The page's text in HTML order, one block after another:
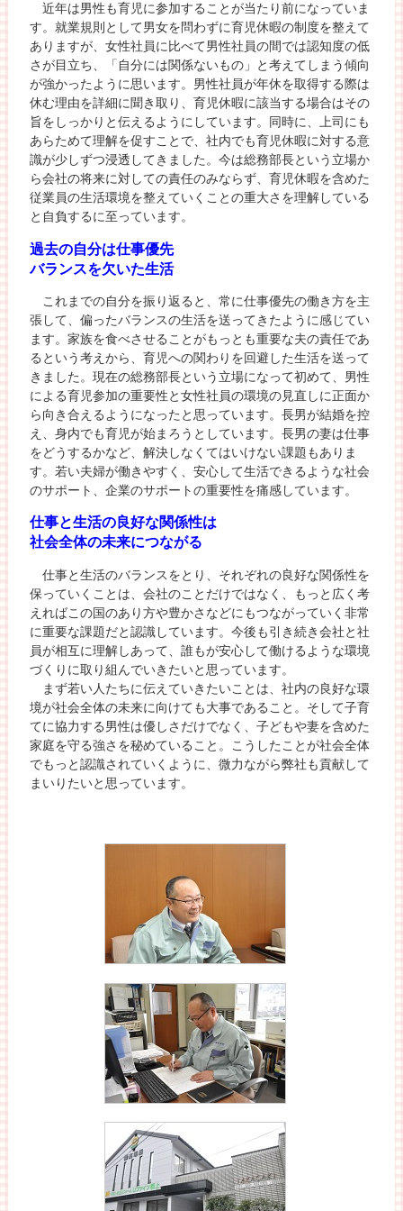
近年は男性も育児に参加することが当たり前になっていま
す。就業規則として男女を問わずに育児休暇の制度を整えて
ありますが、女性社員に比べて男性社員の間では認知度の低
さが目立ち、「自分には関係ないもの」と考えてしまう傾向
が強かったように思います。男性社員が年休を取得する際は
休む理由を詳細に聞き取り、育児休暇に該当する場合はその
旨をしっかりと伝えるようにしています。同時に、上司にも
あらためて理解を促すことで、社内でも育児休暇に対する意
識が少しずつ浸透してきました。今は総務部長という立場か
ら会社の将来に対しての責任のみならず、育児休暇を含めた
従業員の生活環境を整えていくことの重大さを理解している
と自負するに至っています。
過去の自分は仕事優先
バランスを欠いた生活
これまでの自分を振り返ると、常に仕事優先の働き方を主
張して、偏ったバランスの生活を送ってきたように感じてい
ます。家族を食べさせることがもっとも重要な夫の責任であ
るという考えから、育児への関わりを回避した生活を送って
きました。現在の総務部長という立場になって初めて、男性
による育児参加の重要性と女性社員の環境の見直しに正面か
ら向き合えるようになったと思っています。長男が結婚を控
え、身内でも育児が始まろうとしています。長男の妻は仕事
をどうするかなど、解決しなくてはいけない課題もありま
す。若い夫婦が働きやすく、安心して生活できるような社会
のサポート、企業のサポートの重要性を痛感しています。
仕事と生活の良好な関係性は
社会全体の未来につながる
仕事と生活のバランスをとり、それぞれの良好な関係性を
保っていくことは、会社のことだけではなく、もっと広く考
えればこの国のあり方や豊かさなどにもつながっていく非常
に重要な課題だと認識しています。今後も引き続き会社と社
員が相互に理解しあって、誰もが安心して働けるような環境
づくりに取り組んでいきたいと思っています。
まず若い人たちに伝えていきたいことは、社内の良好な環
境が社会全体の未来に向けても大事であること。そして子育
てに協力する男性は優しさだけでなく、子どもや妻を含めた
家庭を守る強さを秘めていること。こうしたことが社会全体
でもっと認識されていくように、微力ながら弊社も貢献して
まいりたいと思っています。